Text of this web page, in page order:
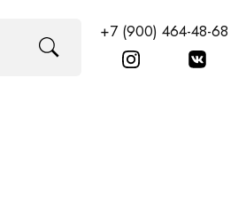
+7 (900) 464-48-68